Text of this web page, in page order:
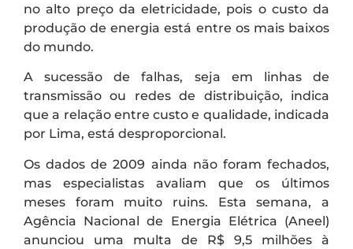
no alto preço da eletricidade, pois o custo da
produção de energia está entre os mais baixos
do mundo.
A sucessão de falhas, seja em linhas de
transmissão ou redes de distribuição, indica
que a relação entre custo e qualidade, indicada
por Lima, está desproporcional.
Os dados de 2009 ainda não foram fechados,
mas especialistas avaliam que os últimos
meses foram muito ruins. Esta semana, a
Agência Nacional de Energia Elétrica (Aneel)
anunciou uma multa de R$ 9,5 milhões à